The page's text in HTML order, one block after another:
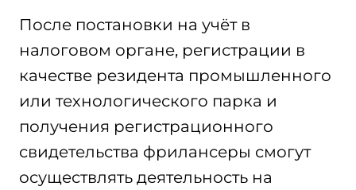
После постановки на учёт в
налоговом органе, регистрации в
качестве резидента промышленного
или технологического парка и
получения регистрационного
свидетельства фрилансеры смогут
осуществлять деятельность на